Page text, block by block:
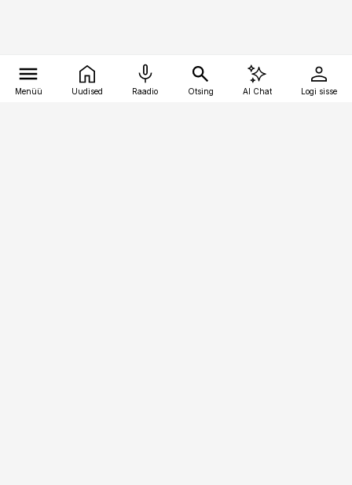
Menüü Uudised Raadio Otsing AI Chat Logi sisse